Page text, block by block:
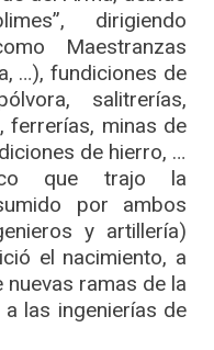
dirigiendo
Maestranzas
…), fundiciones de
salitrerías,
ferrerías, minas de
de hierro, …
que trajo la
por ambos
y artillería)
el nacimiento, a
ramas de la
las ingenierías de